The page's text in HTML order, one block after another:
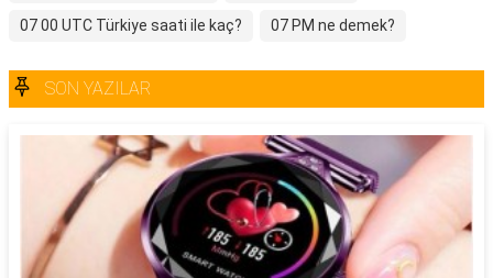
07 00 UTC Türkiye saati ile kaç? 07 PM ne demek?
SON YAZILAR